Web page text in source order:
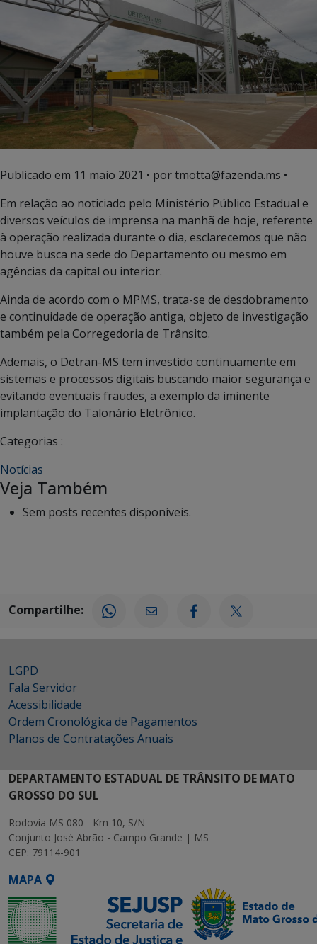
Publicado em 11 maio 2021 • por tmotta@fazenda.ms •
Em relação ao noticiado pelo Ministério Público Estadual e
diversos veículos de imprensa na manhã de hoje, referente
à operação realizada durante o dia, esclarecemos que não
houve busca na sede do Departamento ou mesmo em
agências da capital ou interior.
Ainda de acordo com o MPMS, trata-se de desdobramento
e continuidade de operação antiga, objeto de investigação
também pela Corregedoria de Trânsito.
Ademais, o Detran-MS tem investido continuamente em
sistemas e processos digitais buscando maior segurança e
evitando eventuais fraudes, a exemplo da iminente
implantação do Talonário Eletrônico.
Categorias :
Notícias
Veja Também
Sem posts recentes disponíveis.
Compartilhe:
LGPD
Fala Servidor
Acessibilidade
Ordem Cronológica de Pagamentos
Planos de Contratações Anuais
DEPARTAMENTO ESTADUAL DE TRÂNSITO DE MATO
GROSSO DO SUL
Rodovia MS 080 - Km 10, S/N
Conjunto José Abrão - Campo Grande | MS
CEP: 79114-901
MAPA